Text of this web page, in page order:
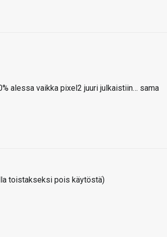
alessa vaikka pixel2 juuri julkaistiin… sama
toistakseksi pois käytöstä)